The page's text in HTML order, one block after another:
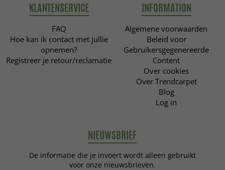
KLANTENSERVICE
FAQ
Hoe kan ik contact met jullie
opnemen?
Registreer je retour/reclamatie
INFORMATION
Algemene voorwaarden
Beleid voor
Gebruikersgegenereerde
Content
Over cookies
Over Trendcarpet
Blog
Log in
NIEUWSBRIEF
De informatie die je invoert wordt alleen gebruikt
voor onze nieuwsbrieven.